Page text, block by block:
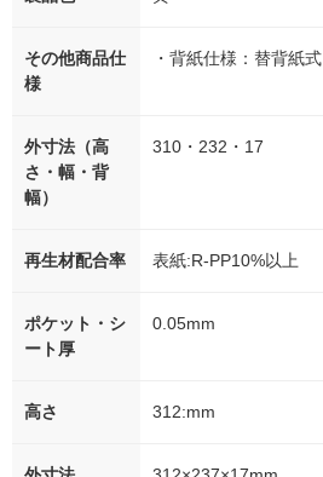
その他商品仕
様
・背紙仕様：替背紙式
外寸法（高
さ・幅・背
幅）
310・232・17
再生材配合率 表紙:R-PP10%以上
ポケット・シ
ート厚
0.05mm
高さ 312:mm